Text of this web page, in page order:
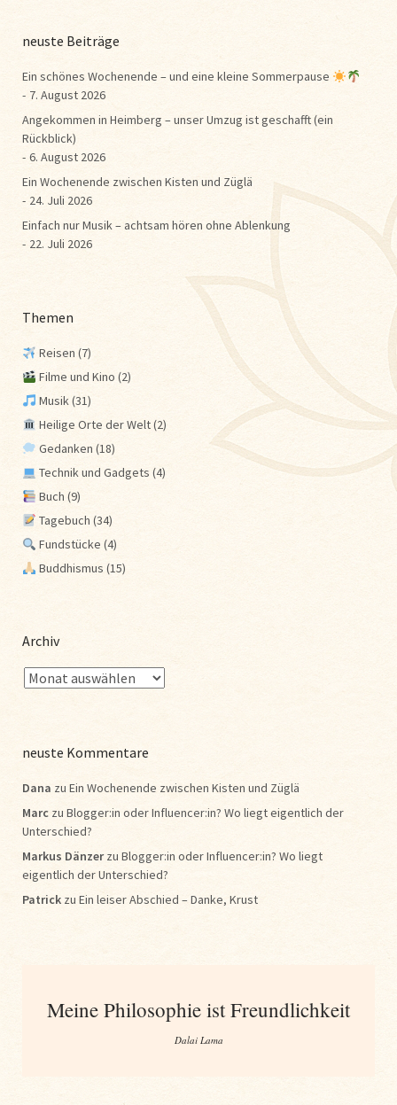
neuste Beiträge
Ein schönes Wochenende – und eine kleine Sommerpause
7. August 2026
Angekommen in Heimberg – unser Umzug ist geschafft (ein
Rückblick)
6. August 2026
Ein Wochenende zwischen Kisten und Züglä
24. Juli 2026
Einfach nur Musik – achtsam hören ohne Ablenkung
22. Juli 2026
Themen
Reisen (7)
Filme und Kino (2)
Musik(31)
Heilige Orte der Welt(2)
Gedanken (18)
Technik und Gadgets (4)
Buch (9)
Tagebuch (34)
Fundstücke (4)
Buddhismus (15)
Archiv
neuste Kommentare
Dana zu Ein Wochenende zwischen Kisten und Züglä
Marc zu Blogger:in oder Influencer:in? Wo liegt eigentlich der
Unterschied?
Markus Dänzerzu Blogger:in oder Influencer:in? Wo liegt
eigentlich der Unterschied?
Patrick zu Ein leiser Abschied – Danke, Krust
Meine Philosophie ist Freundlichkeit
Dalai Lama